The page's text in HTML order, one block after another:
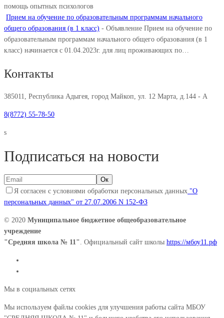
помощь опытных психологов
Прием на обучение по образовательным программам начального
общего образования (в 1 класс) - Объявление Прием на обучение по
образовательным программам начального общего образования (в 1
класс) начинается с 01.04.2023г. для лиц проживающих по…
Контакты
385011, Республика Адыгея, город Майкоп, ул. 12 Марта, д.144 - А
8(8772) 55-78-50
s
Подписаться на новости
Я согласен с условиями обработки персональных данных "О
персональных данных" от 27.07.2006 N 152-ФЗ
© 2020 Муниципальное бюджетное общеобразовательное
учреждение
"Средняя школа № 11" . Официальный сайт школы https://мбоу11.рф
Мы в социальных сетях
Мы используем файлы cookies для улучшения работы сайта МБОУ